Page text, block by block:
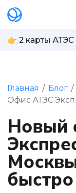
👉 2 карты АТЭС
Главная / Блог /
Офис АТЭС
Новый
быстро